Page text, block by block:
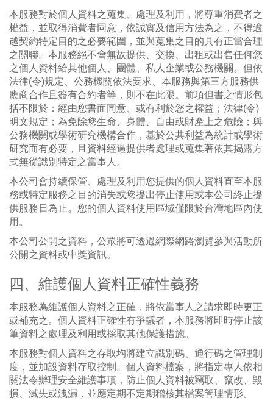
本服務對於個人資料之蒐集、處理及利用，將尊重消費者之
權益，並取得消費者同意，依誠實及信用方法為之，不得逾
越契約特定目的之必要範圍，並與蒐集之目的具有正當合理
之關聯。本服務絕不會無故提供、交換、出租或出售任何您
之個人資料給其他個人、團體、私人企業或公務機關。但依
法律(令)規定、公務機關依法要求、本服務與第三方服務供
應商合作且簽有合約者等，則不在此限。前項但書之情形包
括不限於：經由您書面同意、或有利於您之權益；法律(令)
明文規定；為免除您生命、身體、自由或財產上之危險；與
公務機關或學術研究機構合作，基於公共利益為統計或學術
研究而有必要，且資料經過提供者處理或蒐集著依其揭露方
式無從識別特定之當事人。
本公司會持續保管、處理及利用您提供的個人資料直至本服
務或特定服務之目的消失或您提出停止使用或本公司終止提
供服務日為止。您的個人資料使用區域僅限於台灣地區內使
用。
本公司公開之資料，公眾將可透過網際網路瀏覽參與活動所
公開之資料或中獎資訊。
四、維護個人資料正確性義務
本服務為維護個人資料之正確，將依當事人之請求即時更正
或補充之。個人資料正確性有爭議者，本服務將即時停止該
筆資料之處理及利用或採取其他保護措施。
本服務對個人資料之存取均將建立識別碼、通行碼之管理制
度，並加設資料存取控制。個人資料檔案，將指定專人依相
關法令辦理安全維護事項，防止個人資料被竊取、竄改、毀
損、滅失或洩漏，並應定期不定期稽核其檔案管理情形。